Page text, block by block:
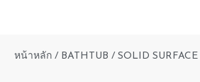
หน้าหลัก / BATHTUB / SOLID SURFACE